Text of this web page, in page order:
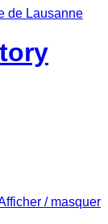
/ masquer